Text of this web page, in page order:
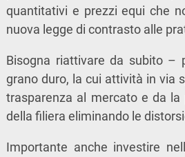
quantitativi e prezzi equi che
nuova legge di contrasto alle
Bisogna riattivare da subito –
grano duro, la cui attività in via
trasparenza al mercato e da
della filiera eliminando le
Importante anche investire